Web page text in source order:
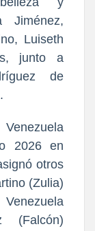
Jiménez,
Luiseth
junto a
de
2026 en
otros
(Zulia)
(Falcón)